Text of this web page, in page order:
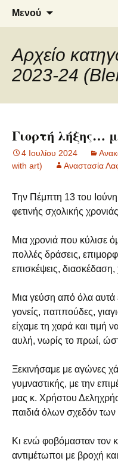
6o
ΝΑΟΥΣΑΣ
Μενού
Αρχείο
2023-24
Γιορτή λήξης…
4 Ιουλίου 2024
with art)
Αναστασία
Την Πέμπτη 13 του Ιούνη
φετινής σχολικής
Μια χρονιά που κύλισε
πολλές δράσεις,
επισκέψεις,
Μια γεύση από όλα αυτά
γονείς, παππούδες,
είχαμε τη χαρά και τιμή
αυλή, νωρίς το πρωί,
Ξεκινήσαμε με αγώνες
γυμναστικής, με την
μας κ. Χρήστου
παιδιά όλων σχεδόν των
Κι ενώ φοβόμασταν τον
αντιμέτωποι με βροχή